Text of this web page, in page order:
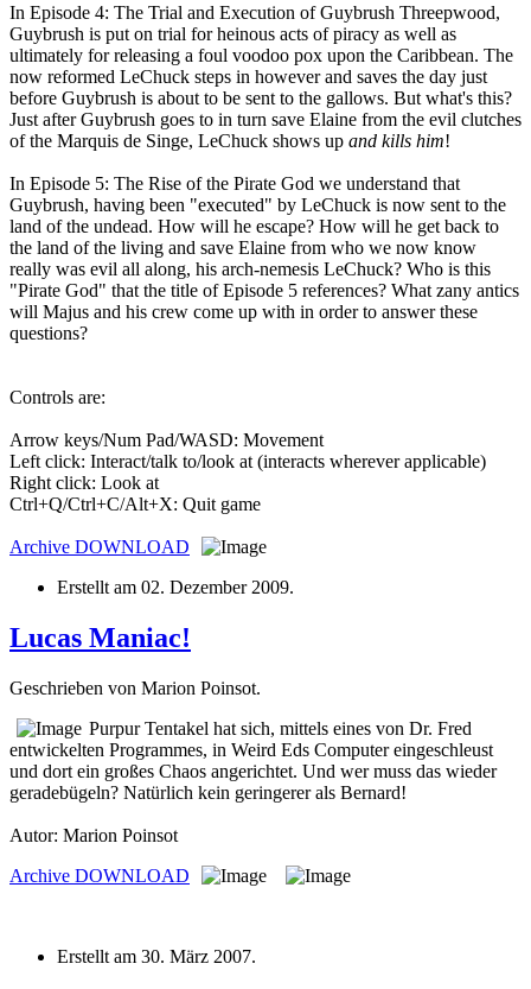
In Episode 4: The Trial and Execution of Guybrush Threepwood,
Guybrush is put on trial for heinous acts of piracy as well as
ultimately for releasing a foul voodoo pox upon the Caribbean. The
now reformed LeChuck steps in however and saves the day just
before Guybrush is about to be sent to the gallows. But what's this?
Just after Guybrush goes to in turn save Elaine from the evil clutches
of the Marquis de Singe, LeChuck shows up and kills him!
In Episode 5: The Rise of the Pirate God we understand that
Guybrush, having been "executed" by LeChuck is now sent to the
land of the undead. How will he escape? How will he get back to
the land of the living and save Elaine from who we now know
really was evil all along, his arch-nemesis LeChuck? Who is this
"Pirate God" that the title of Episode 5 references? What zany antics
will Majus and his crew come up with in order to answer these
questions?
Controls are:
Arrow keys/Num Pad/WASD: Movement
Left click: Interact/talk to/look at (interacts wherever applicable)
Right click: Look at
Ctrl+Q/Ctrl+C/Alt+X: Quit game
Archive DOWNLOAD
Erstellt am 02. Dezember 2009.
Lucas Maniac!
Geschrieben von Marion Poinsot.
Purpur Tentakel hat sich, mittels eines von Dr. Fred
entwickelten Programmes, in Weird Eds Computer eingeschleust
und dort ein großes Chaos angerichtet. Und wer muss das wieder
geradebügeln? Natürlich kein geringerer als Bernard!
Autor: Marion Poinsot
Archive DOWNLOAD
Erstellt am 30. März 2007.